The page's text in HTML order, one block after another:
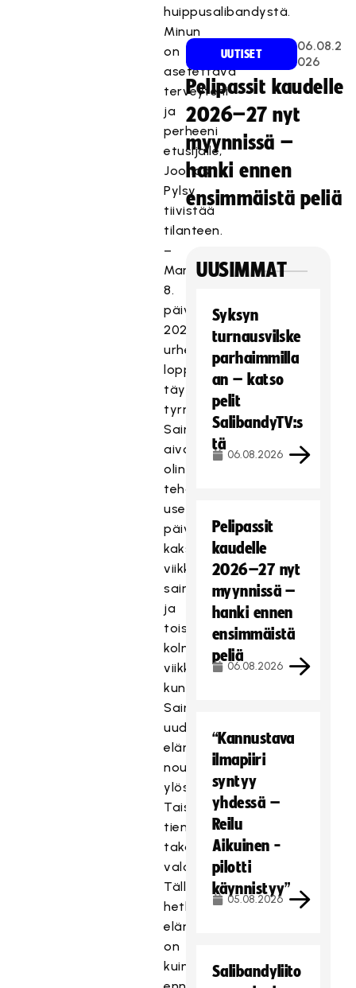
huippusalibandystä.
Minun
on
asetettava
terveyteni
ja
perheeni
etusijalle,
Joonas
Pylsy
tiivistää
tilanteen.
–
Marraskuun
8.
päivänä
2022
urheiluelämäni
loppui
täyteen
tyrmäykseen.
Sain
aivohalvauksen,
olin
tehohoidossa
useita
päiviä,
kaksi
viikkoa
sairaalassa
ja
toiset
kolme
viikkoa
kuntoutuksessa.
Sain
uuden
elämän,
nousin
ylös.
Taistelin
tieni
takaisin
valoon.
Tällä
hetkellä
elämä
on
kuin
UUTISET
06.08.2
026
Pelipassit kaudelle
2026–27 nyt
myynnissä –
hanki ennen
ensimmäistä peliä
UUSIMMAT
Syksyn
turnausvilske
parhaimmilla
an – katso
pelit
SalibandyTV:s
tä
06.08.2026
Pelipassit
kaudelle
2026–27 nyt
myynnissä –
hanki ennen
ensimmäistä
peliä
06.08.2026
“Kannustava
ilmapiiri
syntyy
yhdessä –
Reilu
Aikuinen -
pilotti
käynnistyy”
05.08.2026
Salibandyliito